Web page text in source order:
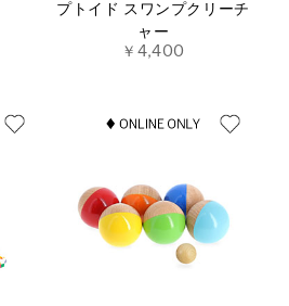
プトイド スワンプクリーチ
ャー
￥4,400